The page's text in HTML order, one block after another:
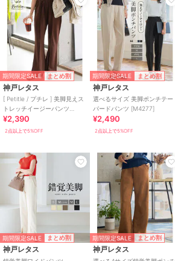
期間限定SALE まとめ割
神戸レタス
[ Petitle / プチレ ] 美脚見えス
トレッチイージーパンツ
[M4266]
¥2,390
2点以上で5%OFF
期間限定SALE まとめ割
神戸レタス
選べるサイズ 美脚ポンチテー
パードパンツ [M4277]
¥2,490
2点以上で5%OFF
期間限定SALE まとめ割
神戸レタス
期間限定SALE まとめ割
神戸レタス